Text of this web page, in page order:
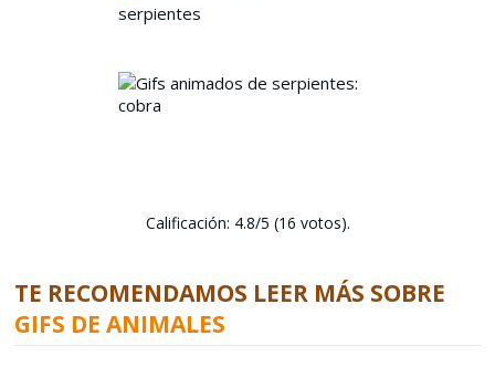
Calificación: 4.8/5 (16 votos).
TE RECOMENDAMOS LEER MÁS SOBRE
GIFS DE ANIMALES